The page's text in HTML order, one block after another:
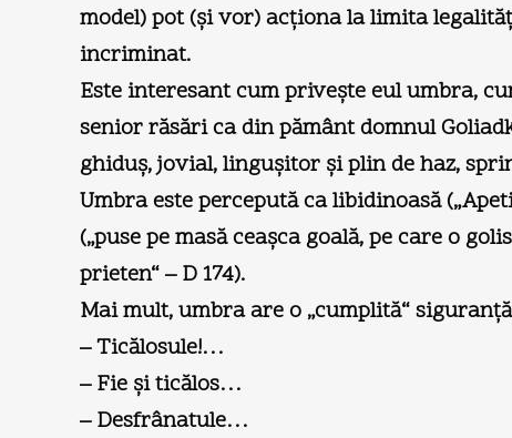
model) pot (şi vor) acţiona la limita
incriminat.
Este interesant cum priveşte eul umbra,
senior răsări ca din pământ domnul
ghiduş, jovial, linguşitor şi plin de haz,
Umbra este percepută ca libidinoasă
(„puse pe masă ceaşca goală, pe care o
prieten“ – D 174).
Mai mult, umbra are o „cumplită“
– Ticălosule!…
– Fie şi ticălos…
– Desfrânatule…